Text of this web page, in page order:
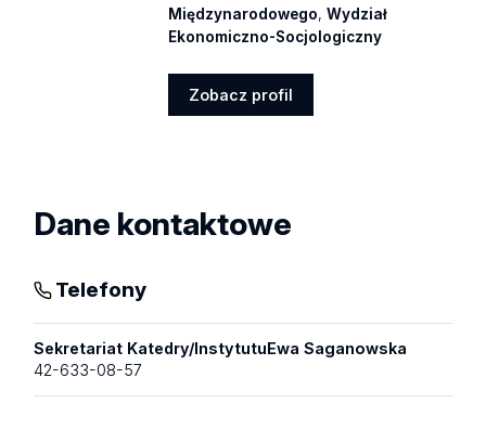
Międzynarodowego,Wydział
Ekonomiczno-Socjologiczny
Zobacz profil
Dane kontaktowe
Telefony
Sekretariat Katedry/InstytutuEwa Saganowska
42-633-08-57